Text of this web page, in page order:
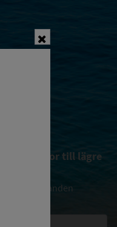
och resor till lägre
nya erbjudanden
Close